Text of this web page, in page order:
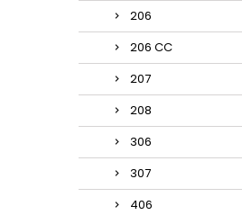
206
206 CC
207
208
306
307
406